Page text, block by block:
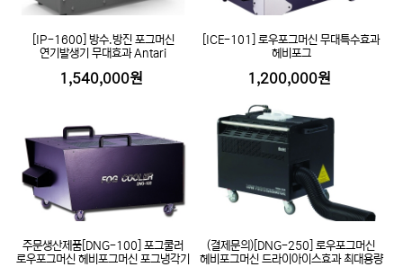
[IP-1600] 방수.방진 포그머신
연기발생기 무대효과 Antari
1,540,000원
[ICE-101] 로우포그머신 무대특수효과
헤비포그
1,200,000원
주문생산제품[DNG-100] 포그쿨러
로우포그머신 헤비포그머신 포그냉각기
(결제문의)[DNG-250] 로우포그머신
헤비포그머신 드라이아이스효과 최대용량